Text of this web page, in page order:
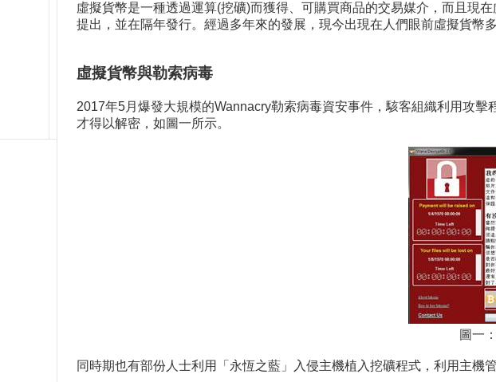
虛擬貨幣是一種透過運算(挖礦)而獲得、可購買商品的交易媒介，而且現
提出，並在隔年發行。經過多年來的發展，現今出現在人們眼前虛擬貨幣
虛擬貨幣與勒索病毒
2017年5月爆發大規模的Wannacry勒索病毒資安事件，駭客組織利用攻
才得以解密，如圖一所示。
圖一
同時期也有部份人士利用「永恆之藍」入侵主機植入挖礦程式，利用主機